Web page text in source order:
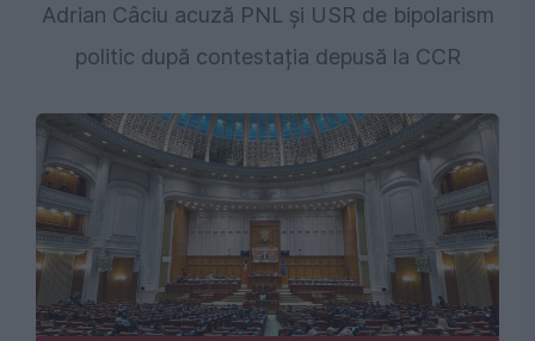
Adrian Câciu acuză PNL și USR de bipolarism
politic după contestația depusă la CCR